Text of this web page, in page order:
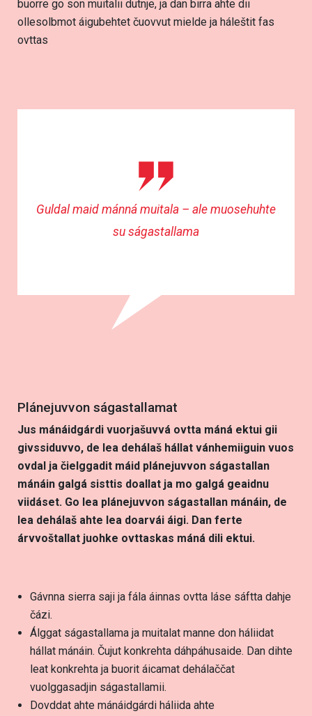
buorre go son muitalii dutnje, ja dan birra ahte dii
ollesolbmot áigubehtet čuovvut mielde ja háleštit fas
ovttas
Guldal maid mánná muitala – ale muosehuhte
su ságastallama
Plánejuvvon ságastallamat
Jus mánáidgárdi vuorjašuvvá ovtta máná ektui gii
givssiduvvo, de lea dehálaš hállat vánhemiiguin vuos
ovdal ja čielggadit máid plánejuvvon ságastallan
mánáin galgá sisttis doallat ja mo galgá geaidnu
viidáset. Go lea plánejuvvon ságastallan mánáin, de
lea dehálaš ahte lea doarvái áigi. Dan ferte
árvvoštallat juohke ovttaskas máná dili ektui.
Gávnna sierra saji ja fála áinnas ovtta láse sáftta dahje
čázi.
Álggat ságastallama ja muitalat manne don háliidat
hállat mánáin. Čujut konkrehta dáhpáhusaide. Dan dihte
leat konkrehta ja buorit áicamat dehálaččat
vuolggasadjin ságastallamii.
Dovddat ahte mánáidgárdi háliida ahte